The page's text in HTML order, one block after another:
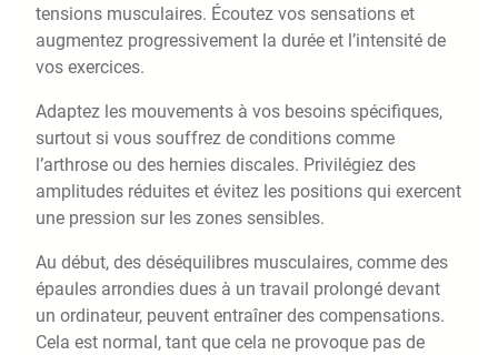
tensions musculaires. Écoutez vos sensations et
augmentez progressivement la durée et l’intensité de
vos exercices.
Adaptez les mouvements à vos besoins spécifiques,
surtout si vous souffrez de conditions comme
l’arthrose ou des hernies discales. Privilégiez des
amplitudes réduites et évitez les positions qui exercent
une pression sur les zones sensibles.
Au début, des déséquilibres musculaires, comme des
épaules arrondies dues à un travail prolongé devant
un ordinateur, peuvent entraîner des compensations.
Cela est normal, tant que cela ne provoque pas de